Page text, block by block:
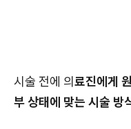
시술 전에 의료진에게
부 상태에 맞는 시술 방